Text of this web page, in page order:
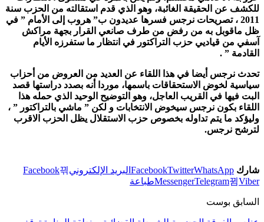
للكشف عن الحقيقة الغائبة، وهو الذي قدم استقالته من الحزب سنة
2011 ، تصريحات نرجس فسرها عديدون ب” هروب إلى الأمام ” في
ظل ماقوبل به من رفض من طرف صانعي القرار بجهة مراكش
آسفي من قياديي حزب التراكتور في انتظار ما ستفرزه الأيام
القادمة ” .
تحدث نرجس أيضا في هذا اللقاء عن العديد من العروض من أحزاب
سياسية لخوض الاستحقاقات باسمها، موردا أنه بصدد دراستها قصد
البت فيها في القريب العاجل، وهو التوضيح الوحيد الذي حمله هذا
اللقاء بكون نرجس سيخوض الانتخابات و لكن ” ماشي بالتراكتور ” ،
وليؤكد ما يتم تداوله بخصوص حزب الاستقلال يظل الحزب الاقرب
لترشح نرجس.
شارك FacebookTwitterWhatsApp البريد الإلكتروني
Facebook
MessengerTelegram Viber طباعة
السابق بوست